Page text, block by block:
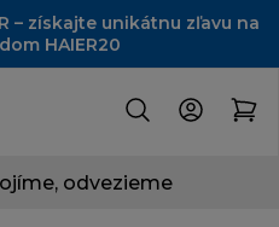
– získajte unikátnu zľavu na
HAIER20
odvezieme